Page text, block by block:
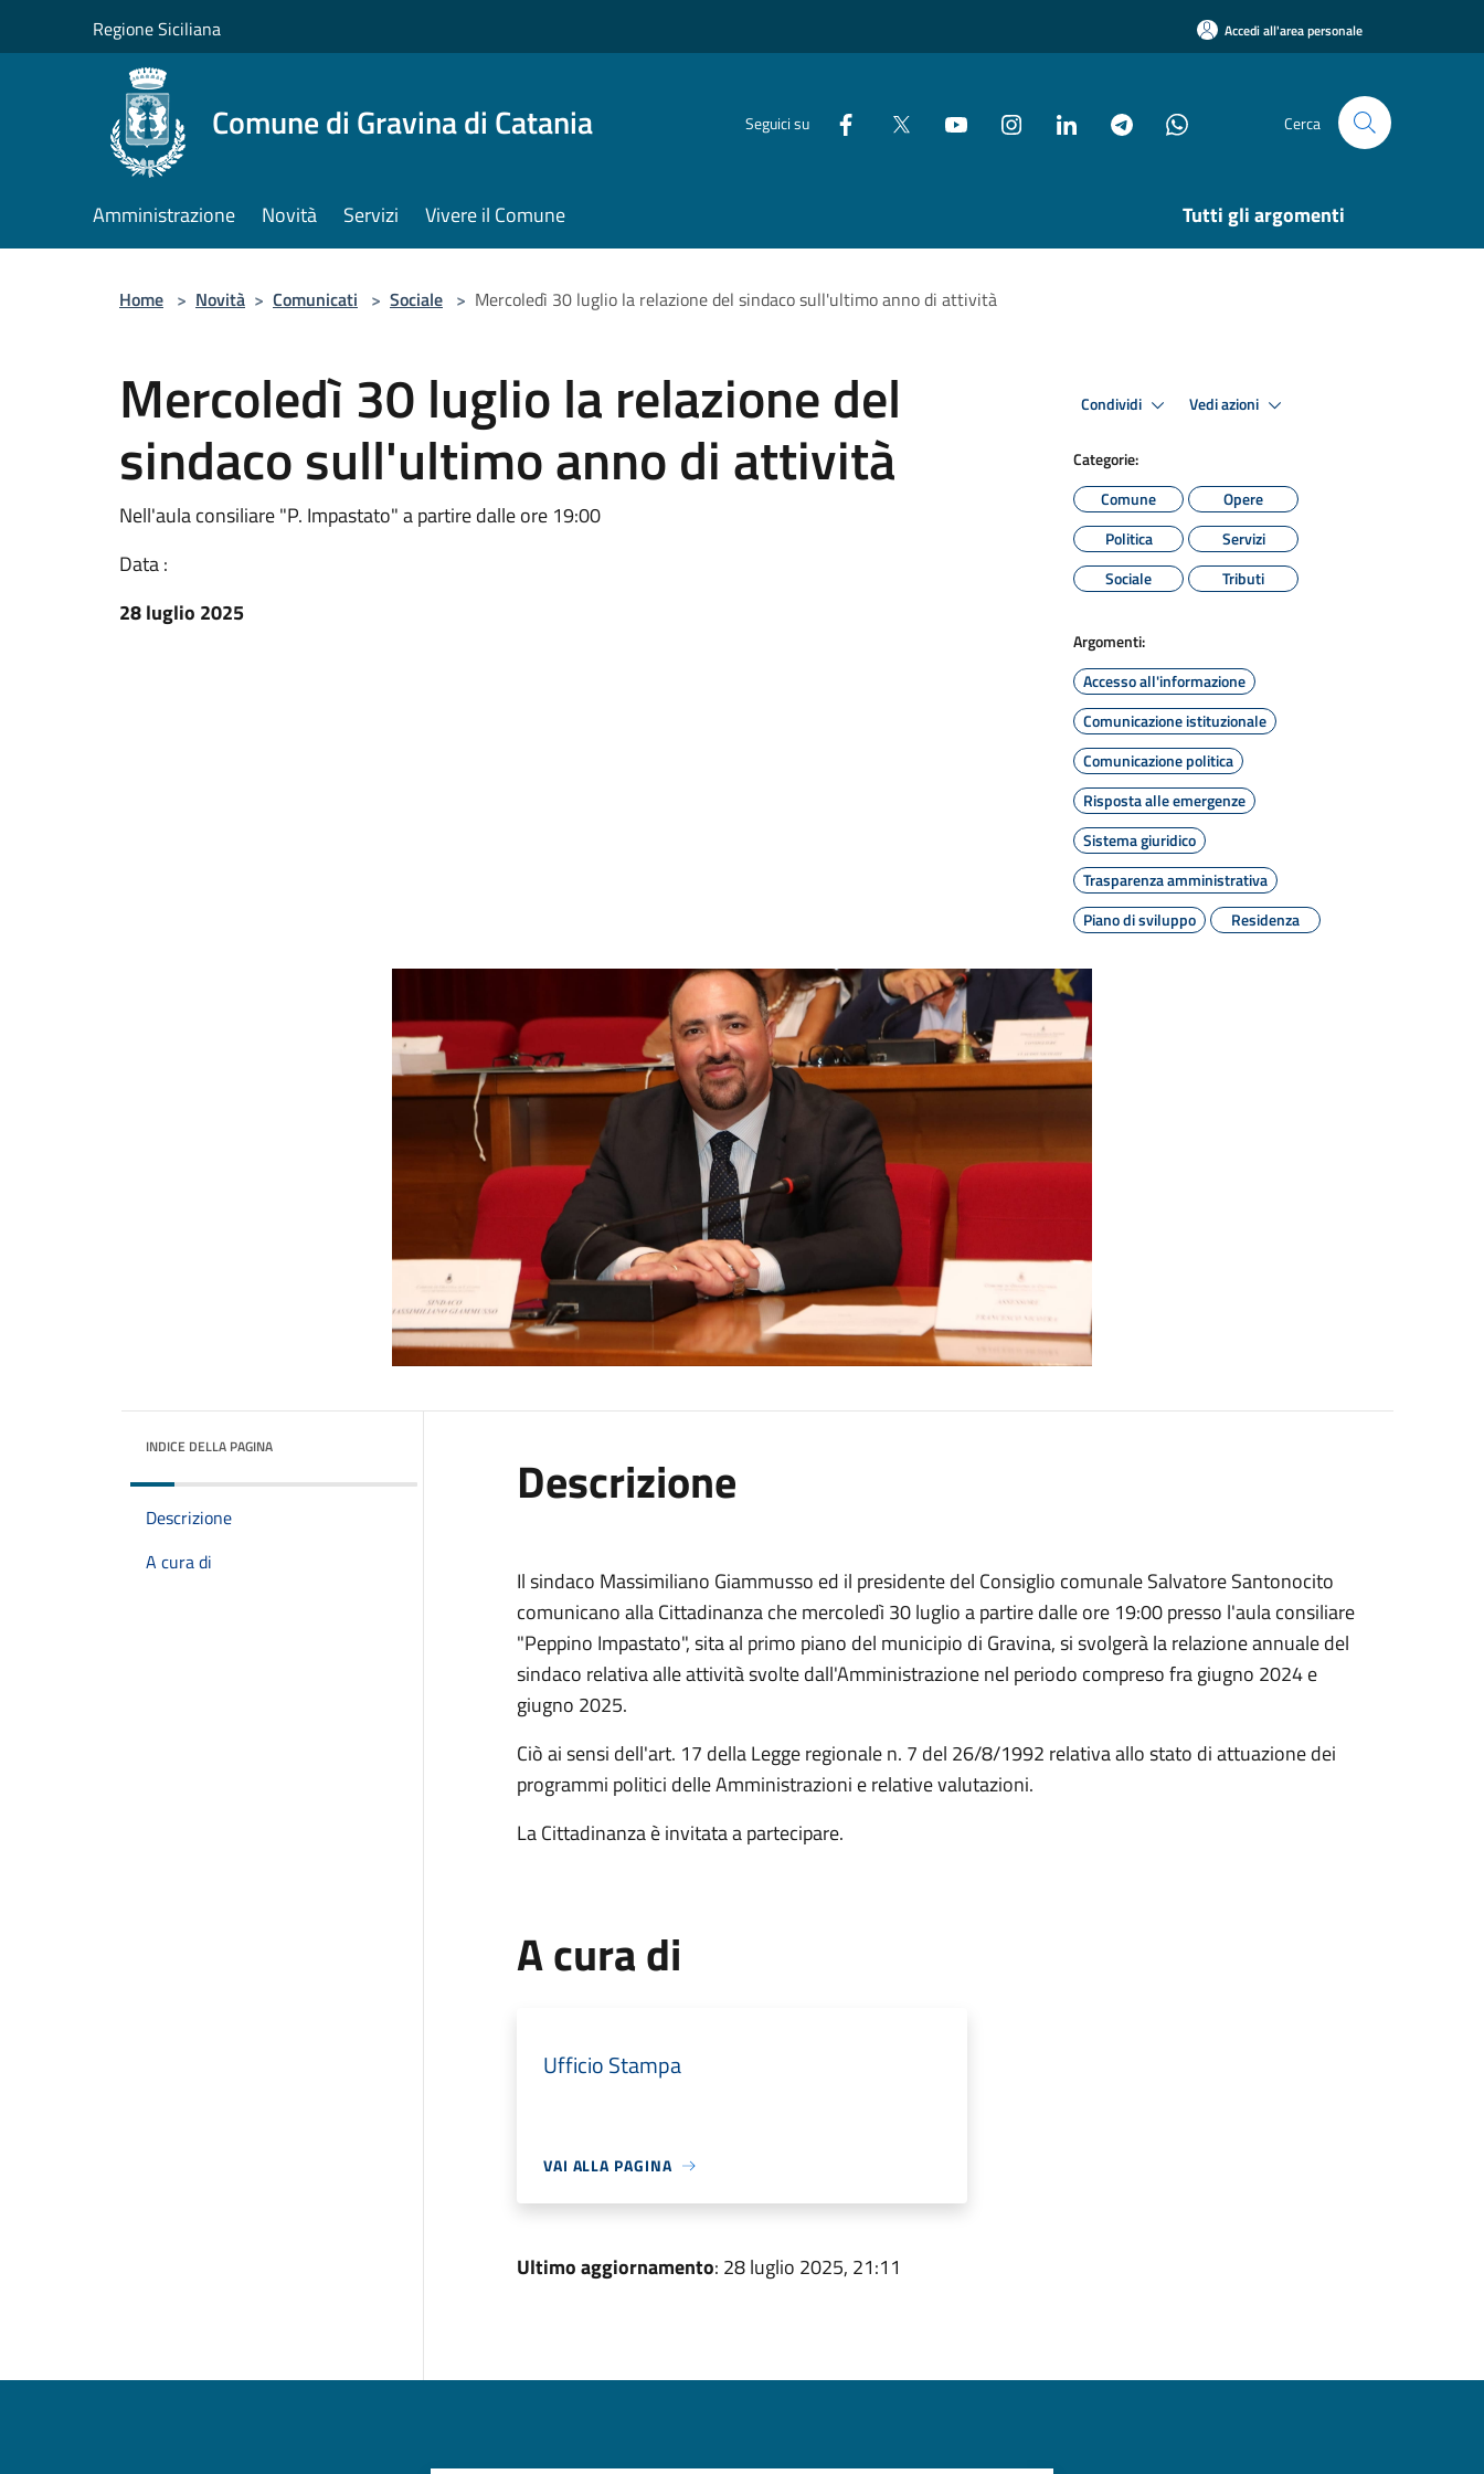
Regione Siciliana Accedi all'area personale
Comune di Gravina di Catania Seguici su Cerca
Amministrazione Novità Servizi Vivere il Comune Tutti gli argomenti
Home > Novità > Comunicati > Sociale > Mercoledì 30 luglio la relazione del sindaco sull'ultimo anno di attività
Mercoledì 30 luglio la relazione del
sindaco sull'ultimo anno di attività
Nell'aula consiliare "P. Impastato" a partire dalle ore 19:00
Data :
28 luglio 2025
Condividi Vedi azioni
Categorie:
Comune
Opere
Politica
Servizi
Sociale
Tributi
Argomenti:
Accesso all'informazione
Comunicazione istituzionale
Comunicazione politica
Risposta alle emergenze
Sistema giuridico
Trasparenza amministrativa
Piano di sviluppo
Residenza
INDICE DELLA PAGINA
Descrizione
A cura di
Descrizione
Il sindaco Massimiliano Giammusso ed il presidente del Consiglio comunale Salvatore Santonocito
comunicano alla Cittadinanza che mercoledì 30 luglio a partire dalle ore 19:00 presso l'aula consiliare
"Peppino Impastato", sita al primo piano del municipio di Gravina, si svolgerà la relazione annuale del
sindaco relativa alle attività svolte dall'Amministrazione nel periodo compreso fra giugno 2024 e
giugno 2025.
Ciò ai sensi dell'art. 17 della Legge regionale n. 7 del 26/8/1992 relativa allo stato di attuazione dei
programmi politici delle Amministrazioni e relative valutazioni.
La Cittadinanza è invitata a partecipare.
A cura di
Ufficio Stampa
VAI ALLA PAGINA
Ultimo aggiornamento: 28 luglio 2025, 21:11